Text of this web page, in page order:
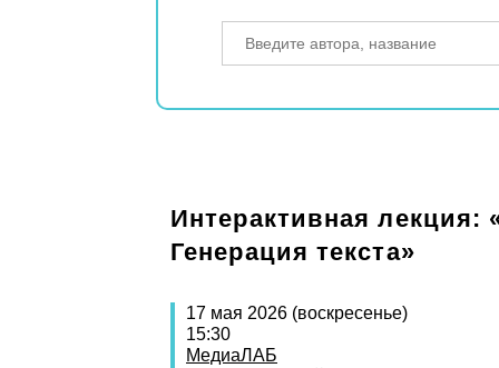
Интерактивная
Генерация текста»
17 мая 2026 (воскресенье)
15:30
МедиаЛАБ